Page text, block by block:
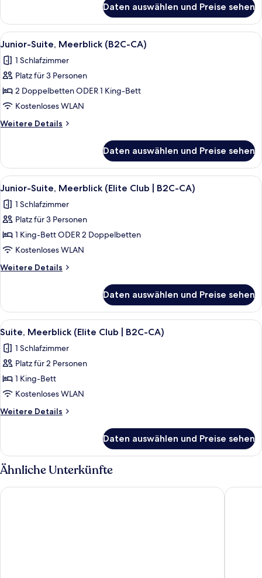
anzeigen
Suite,
eingeschränkter
Meerblick
CA)
Daten auswählen und Preise sehen
Alle
Fotos
für
Junior-
Suite,
Meerblick
(B2C-
CA)
Ein modernes Hotelzimmer mit
6
Junior-Suite, Meerblick (B2C-CA)
1 Schlafzimmer
Platz für 3 Personen
2 Doppelbetten ODER 1 King-Bett
Kostenloses WLAN
Weitere Details
Weitere
Suite,
Meerblick
(B2C-
Daten auswählen und Preise sehen
Alle
Fotos
für
Junior-
Suite,
Meerblick
(Elite
Club
B2C-
CA)
anzeigen
Eine Person gießt ein Getränk in ein
9
Junior-Suite, Meerblick (Elite Club | B2C-CA)
1 Schlafzimmer
Platz für 3 Personen
1 King-Bett ODER 2 Doppelbetten
Kostenloses WLAN
Weitere Details
Weitere
Suite,
Meerblick
(Elite
B2C-
Daten auswählen und Preise sehen
Alle
Fotos
für
Suite,
Meerblick
(Elite
Club
|
CA)
anzeigen
Ein modernes Hotelzimmer mit
15
Suite, Meerblick (Elite Club | B2C-CA)
1 Schlafzimmer
Platz für 2 Personen
1 King-Bett
Kostenloses WLAN
Weitere Details
Weitere
Meerblick
(Elite
Club
B2C-
Daten auswählen und Preise sehen
Ähnliche Unterkünfte
Hotel Riu Palace Las Americas - Adults Only- All InclusiveSecrets